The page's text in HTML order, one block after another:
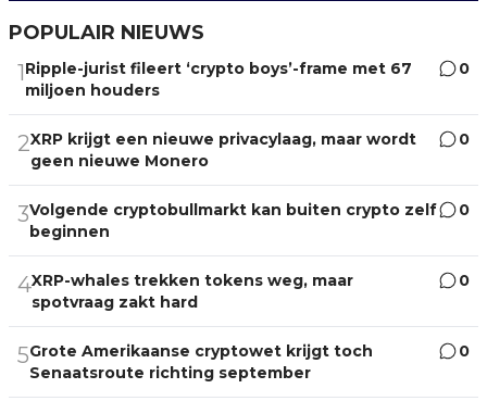
POPULAIR NIEUWS
1Ripple-jurist fileert ‘crypto boys’-frame met 67
miljoen houders
0
2XRP krijgt een nieuwe privacylaag, maar wordt
geen nieuwe Monero
0
3Volgende cryptobullmarkt kan buiten crypto zelf
beginnen
0
4XRP-whales trekken tokens weg, maar
spotvraag zakt hard
0
5Grote Amerikaanse cryptowet krijgt toch
Senaatsroute richting september
0